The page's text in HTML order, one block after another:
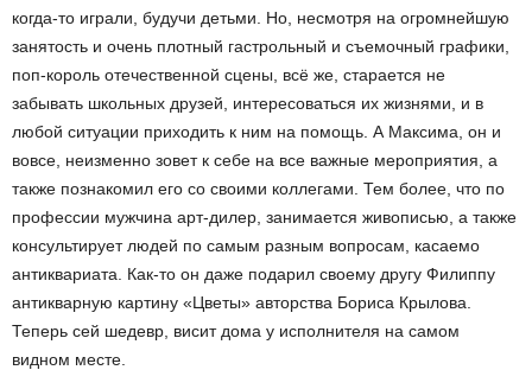
когда-то играли, будучи детьми. Но, несмотря на огромнейшую
занятость и очень плотный гастрольный и съемочный графики,
поп-король отечественной сцены, всё же, старается не
забывать школьных друзей, интересоваться их жизнями, и в
любой ситуации приходить к ним на помощь. А Максима, он и
вовсе, неизменно зовет к себе на все важные мероприятия, а
также познакомил его со своими коллегами. Тем более, что по
профессии мужчина арт-дилер, занимается живописью, а также
консультирует людей по самым разным вопросам, касаемо
антиквариата. Как-то он даже подарил своему другу Филиппу
антикварную картину «Цветы» авторства Бориса Крылова.
Теперь сей шедевр, висит дома у исполнителя на самом
видном месте.